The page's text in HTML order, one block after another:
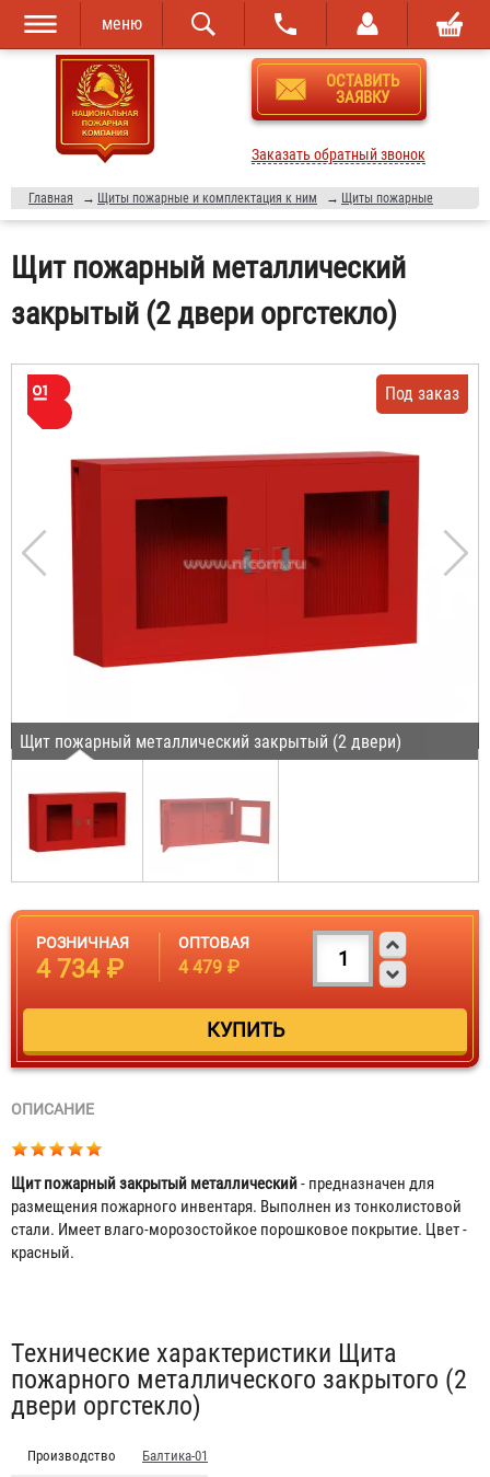
Перейти к
основному
содержанию
Skip to
navigation
меню
ОСТАВИТЬ
ЗАЯВКУ
Заказать обратный звонок
Главная → Щиты пожарные и комплектация к ним → Щиты пожарные
Щит пожарный металлический
закрытый (2 двери оргстекло)
Щит пожарный металлический закрытый (2 двери)
Под заказ
РОЗНИЧНАЯ
4 734 ₽
ОПТОВАЯ
4 479 ₽
ОПИСАНИЕ
Щит пожарный закрытый металлический- предназначен для
размещения пожарного инвентаря. Выполнен из тонколистовой
стали. Имеет влаго-морозостойкое порошковое покрытие. Цвет -
красный.
Табы
Технические характеристики Щита
пожарного металлического закрытого (2
двери оргстекло)
Производство Балтика-01